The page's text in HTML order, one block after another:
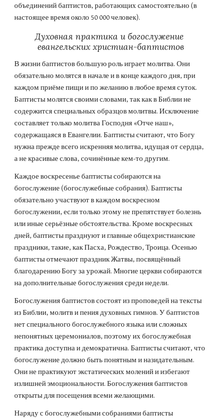
объединений баптистов, работающих самостоятельно (в
настоящее время около 50 000 человек).
Духовная практика и богослужение
евангельских христиан-баптистов
В жизни баптистов большую роль играет молитва. Они
обязательно молятся в начале и в конце каждого дня, при
каждом приёме пищи и по желанию в любое время суток.
Баптисты молятся своими словами, так как в Библии не
содержится специальных образцов молитвы. Исключение
составляет только молитва Господня «Отче наш»,
содержащаяся в Евангелии. Баптисты считают, что Богу
нужна прежде всего искренняя молитва, идущая от сердца,
а не красивые слова, сочинённые кем-то другим.
Каждое воскресенье баптисты собираются на
богослужение (богослужебные собрания). Баптисты
обязательно участвуют в каждом воскресном
богослужении, если только этому не препятствует болезнь
или иные серьёзные обстоятельства. Кроме воскресных
дней, баптисты празднуют и главные общехристианские
праздники, такие, как Пасха, Рождество, Троица. Осенью
баптисты отмечают праздник Жатвы, посвящённый
благодарению Богу за урожай. Многие церкви собираются
на дополнительные богослужения среди недели.
Богослужения баптистов состоят из проповедей на тексты
из Библии, молитв и пения духовных гимнов. У баптистов
нет специального богослужебного языка или сложных
непонятных церемониалов, поэтому их богослужебная
практика доступна и демократична. Баптисты считают, что
богослужение должно быть понятным и назидательным.
Они не практикуют экстатических молений и избегают
излишней эмоциональности. Богослужения баптистов
открыты для посещения всеми желающими.
Наряду с богослужебными собраниями баптисты